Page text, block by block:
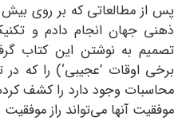
ذهنی جهان انجام دادم و
تصمیم به نوشتن این کتاب
برخی اوقات ’عجیبی‘) را که در
محاسبات وجود دارد را کشف کردم.
موفقیت آنها می‌تواند راز